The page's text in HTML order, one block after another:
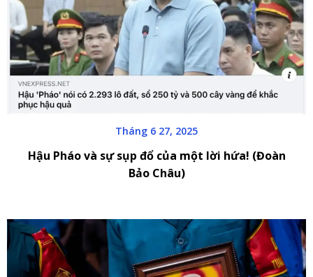
Tháng 6 27, 2025
Hậu Pháo và sự sụp đổ của một lời hứa! (Đoàn
Bảo Châu)